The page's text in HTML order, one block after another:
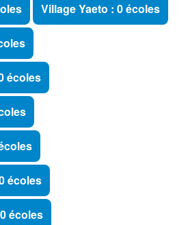
Village Yaeto : 0 écoles
écoles
écoles
écoles